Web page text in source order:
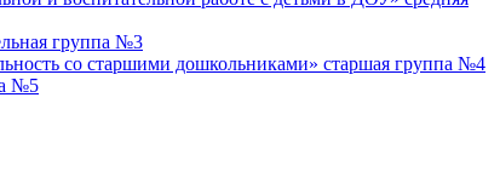
группа №3
со старшими дошкольниками» старшая группа №4
№5